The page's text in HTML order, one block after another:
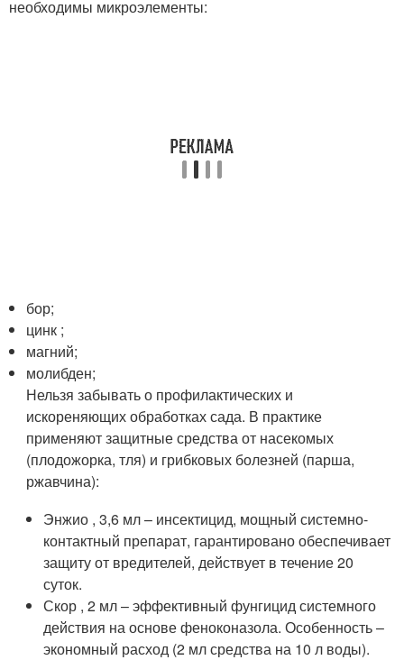
необходимы микроэлементы:
бор;
цинк ;
магний;
молибден;
Нельзя забывать о профилактических и
искореняющих обработках сада. В практике
применяют защитные средства от насекомых
(плодожорка, тля) и грибковых болезней (парша,
ржавчина):
Энжио , 3,6 мл – инсектицид, мощный системно-
контактный препарат, гарантировано обеспечивает
защиту от вредителей, действует в течение 20
суток.
Скор , 2 мл – эффективный фунгицид системного
действия на основе феноконазола. Особенность –
экономный расход (2 мл средства на 10 л воды).